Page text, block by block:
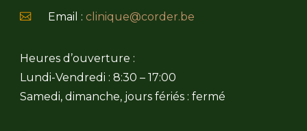
Email : clinique@corder.be
Heures d’ouverture :
Lundi-Vendredi : 8:30 – 17:00
Samedi, dimanche, jours fériés : fermé